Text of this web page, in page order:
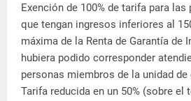
Exención de 100% de tarifa para
que tengan ingresos inferiores al
máxima de la Renta de Garantía de
hubiera podido corresponder
personas miembros de la unidad de
Tarifa reducida en un 50% (sobre el